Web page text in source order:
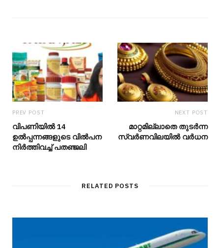
PREV POST
വിപണിയില്‍ 14
ഉല്‍പ്പന്നങ്ങളുടെ വില്‍പന
നിര്‍ത്തിവച്ച് പതഞ്ജലി
NEXT POST
മാറ്റമില്ലാതെ തുടർന്ന
സ്വർണവിലയിൽ വർധന
RELATED POSTS